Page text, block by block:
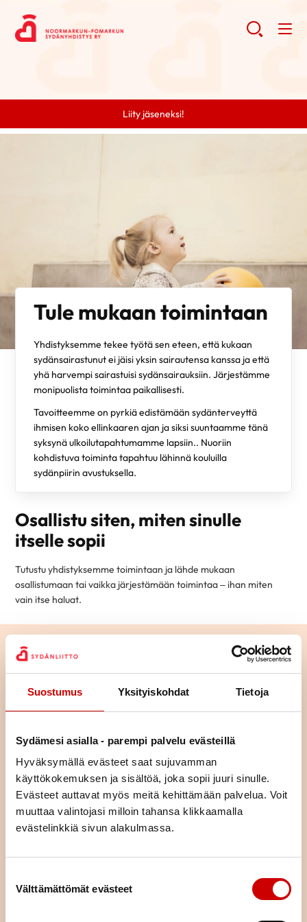
Suostumus Yksityiskohdat Tietoja
Sydämesi asialla - parempi palvelu evästeillä
Hyväksymällä evästeet saat sujuvamman
käyttökokemuksen ja sisältöä, joka sopii juuri sinulle.
Evästeet auttavat myös meitä kehittämään palvelua. Voit
muuttaa valintojasi milloin tahansa klikkaamalla
evästelinkkiä sivun alakulmassa.
Välttämättömät evästeet
Liity jäseneksi!
Tule mukaan toimintaan
Yhdistyksemme tekee työtä sen eteen, että kukaan
sydänsairastunut ei jäisi yksin sairautensa kanssa ja että
yhä harvempi sairastuisi sydänsairauksiin. Järjestämme
monipuolista toimintaa paikallisesti.
Tavoitteemme on pyrkiä edistämään sydänterveyttä
ihmisen koko ellinkaaren ajan ja siksi suuntaamme tänä
syksynä ulkoilutapahtumamme lapsiin.. Nuoriin
kohdistuva toiminta tapahtuu lähinnä kouluilla
sydänpiirin avustuksella.
Osallistu siten, miten sinulle
itselle sopii
Tutustu yhdistyksemme toimintaan ja lähde mukaan
osallistumaan tai vaikka järjestämään toimintaa – ihan miten
vain itse haluat.
Liity jäseneksi
Järjestämme yhdessä alueemme piirin kanssa toimintaa,